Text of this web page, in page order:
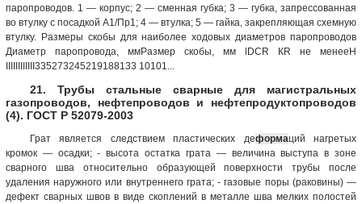
паропроводов. 1 — корпус; 2 — сменная губка; 3 — губка, запрессованная
во втулку с посадкой А1/Пр1; 4 — втулка; 5 — гайка, закрепляющая схемную
втулку. Размеры скобы для наиболее ходовых диаметров паропроводов
Диаметр паропровода, ммРазмер скобы, мм lDСR КR не менееH
IIIIIIIIIIII335273245219188133 10101...
21. Трубы стальные сварные для магистральных
газопроводов, нефтепроводов и нефтепродуктопроводов
(4). ГОСТ Р 52079-2003
Грат является следствием пластических деформаций нагретых
кромок — осадки; - высота остатка грата — величина выступа в зоне
сварного шва относительно образующей поверхности трубы после
удаления наружного или внутреннего грата; - газовые поры (раковины) —
дефект сварных швов в виде скоплений в металле шва мелких полостей